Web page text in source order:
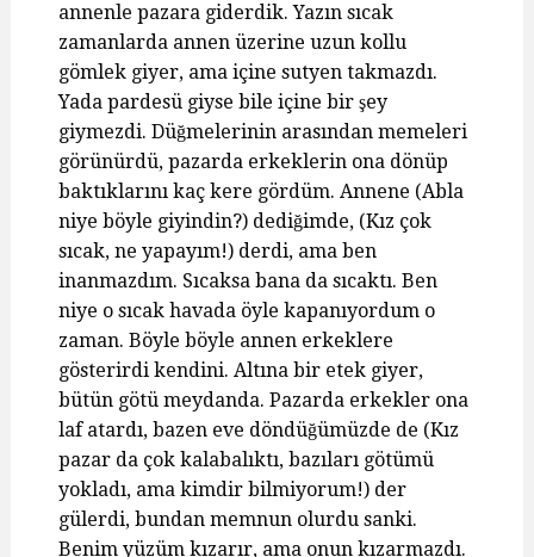
annenle pazara giderdik. Yazın sıcak
zamanlarda annen üzerine uzun kollu
gömlek giyer, ama içine sutyen takmazdı.
Yada pardesü giyse bile içine bir şey
giymezdi. Düğmelerinin arasından memeleri
görünürdü, pazarda erkeklerin ona dönüp
baktıklarını kaç kere gördüm. Annene (Abla
niye böyle giyindin?) dediğimde, (Kız çok
sıcak, ne yapayım!) derdi, ama ben
inanmazdım. Sıcaksa bana da sıcaktı. Ben
niye o sıcak havada öyle kapanıyordum o
zaman. Böyle böyle annen erkeklere
gösterirdi kendini. Altına bir etek giyer,
bütün götü meydanda. Pazarda erkekler ona
laf atardı, bazen eve döndüğümüzde de (Kız
pazar da çok kalabalıktı, bazıları götümü
yokladı, ama kimdir bilmiyorum!) der
gülerdi, bundan memnun olurdu sanki.
Benim yüzüm kızarır, ama onun kızarmazdı.